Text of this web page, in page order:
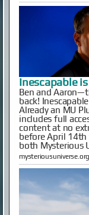
Inescapable
Ben and
back!
Already an MU
includes full
content at no
before April 14th
both Mysterious
mysteriousuniverse.org